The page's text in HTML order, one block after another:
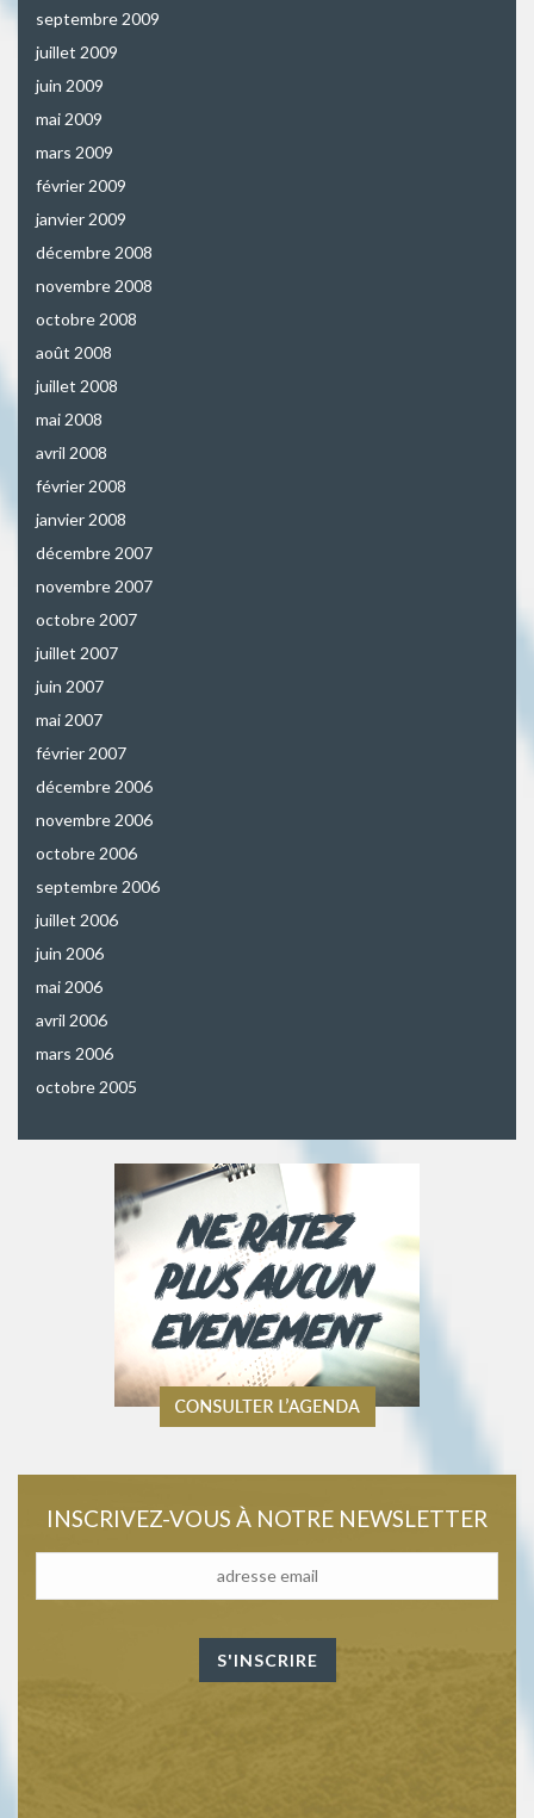
septembre 2009
juillet 2009
juin 2009
mai 2009
mars 2009
février 2009
janvier 2009
décembre 2008
novembre 2008
octobre 2008
août 2008
juillet 2008
mai 2008
avril 2008
février 2008
janvier 2008
décembre 2007
novembre 2007
octobre 2007
juillet 2007
juin 2007
mai 2007
février 2007
décembre 2006
novembre 2006
octobre 2006
septembre 2006
juillet 2006
juin 2006
mai 2006
avril 2006
mars 2006
octobre 2005
INSCRIVEZ-VOUS À NOTRE NEWSLETTER